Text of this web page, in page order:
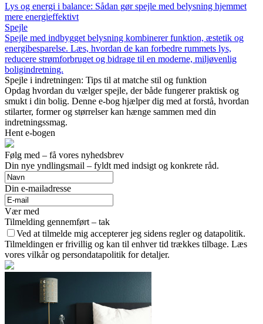
Lys og energi i balance: Sådan gør spejle med belysning hjemmet
mere energieffektivt
Spejle
Spejle med indbygget belysning kombinerer funktion, æstetik og
energibesparelse. Læs, hvordan de kan forbedre rummets lys,
reducere strømforbruget og bidrage til en moderne, miljøvenlig
boligindretning.
Spejle i indretningen: Tips til at matche stil og funktion
Opdag hvordan du vælger spejle, der både fungerer praktisk og
smukt i din bolig. Denne e-bog hjælper dig med at forstå, hvordan
stilarter, former og størrelser kan hænge sammen med din
indretningssmag.
Hent e-bogen
Følg med – få vores nyhedsbrev
Din nye yndlingsmail – fyldt med indsigt og konkrete råd.
Din e-mailadresse
Vær med
Tilmelding gennemført – tak
Ved at tilmelde mig accepterer jeg sidens regler og datapolitik.
Tilmeldingen er frivillig og kan til enhver tid trækkes tilbage. Læs
vores vilkår og persondatapolitik for detaljer.